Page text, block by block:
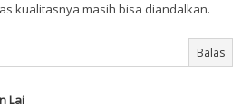
kualitasnya masih bisa diandalkan.
Balas
Lai